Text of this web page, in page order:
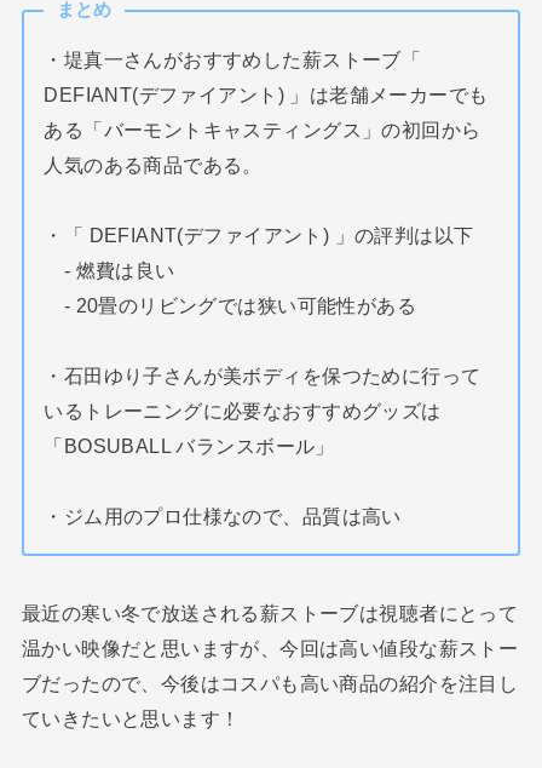
まとめ
・堤真一さんがおすすめした薪ストーブ「
DEFIANT(デファイアント) 」は老舗メーカーでも
ある「バーモントキャスティングス」の初回から
人気のある商品である。
・「 DEFIANT(デファイアント) 」の評判は以下
- 燃費は良い
- 20畳のリビングでは狭い可能性がある
・石田ゆり子さんが美ボディを保つために行って
いるトレーニングに必要なおすすめグッズは
「BOSUBALL バランスボール」
・ジム用のプロ仕様なので、品質は高い
最近の寒い冬で放送される薪ストーブは視聴者にとって
温かい映像だと思いますが、今回は高い値段な薪ストー
ブだったので、今後はコスパも高い商品の紹介を注目し
ていきたいと思います！